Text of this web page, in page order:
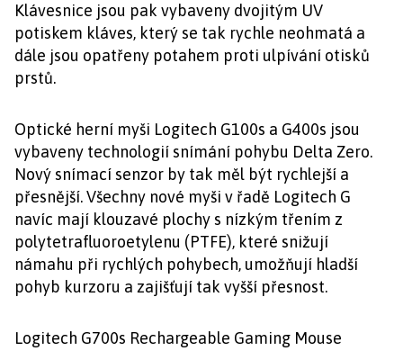
Klávesnice jsou pak vybaveny dvojitým UV
potiskem kláves, který se tak rychle neohmatá a
dále jsou opatřeny potahem proti ulpívání otisků
prstů.
Optické herní myši Logitech G100s a G400s jsou
vybaveny technologií snímání pohybu Delta Zero.
Nový snímací senzor by tak měl být rychlejší a
přesnější. Všechny nové myši v řadě Logitech G
navíc mají klouzavé plochy s nízkým třením z
polytetrafluoroetylenu (PTFE), které snižují
námahu při rychlých pohybech, umožňují hladší
pohyb kurzoru a zajišťují tak vyšší přesnost.
Logitech G700s Rechargeable Gaming Mouse